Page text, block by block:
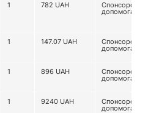
1 782 UAH Спонсорська
допомога
1 147.07 UAH Спонсорська
допомога
1 896 UAH Спонсорська
допомога
1 9240 UAH Спонсорська
допомога